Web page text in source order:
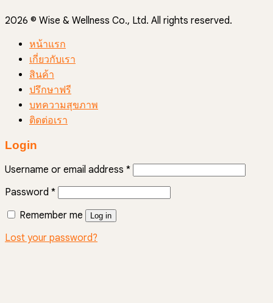
2026 © Wise & Wellness Co., Ltd. All rights reserved.
หน้าแรก
เกี่ยวกับเรา
สินค้า
ปรึกษาฟรี
บทความสุขภาพ
ติดต่อเรา
Login
Username or email address *
Password *
Remember me
Log in
Lost your password?